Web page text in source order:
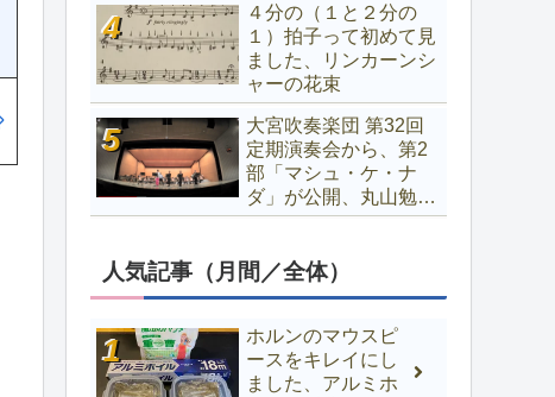
４分の（１と２分の
１）拍子って初めて見
ました、リンカーンシ
ャーの花束
大宮吹奏楽団 第32回
定期演奏会から、第2
部「マシュ・ケ・ナ
ダ」が公開、丸山勉プ
ロなど堪能できます
人気記事（月間／全体）
ホルンのマウスピ
ースをキレイにし
ました、アルミホ